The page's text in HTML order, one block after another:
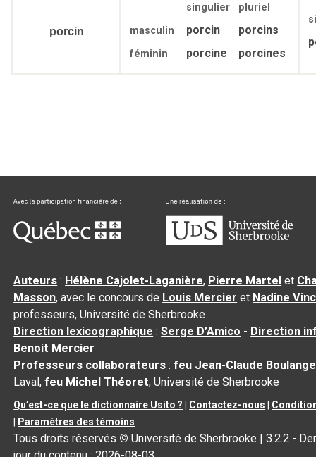
porcin
singulier
pluriel
masculin
porcin porcins
féminin porcine porcines
Auteurs : Hélène Cajolet-Laganière, Pierre Martel et
Masson, avec le concours de Louis Mercier et Nadine
professeurs, Université de Sherbrooke
Direction lexicographique :Serge D’Amico - Direction
Benoit Mercier
Professeurs collaborateurs :feu Jean-Claude
Laval,feu Michel Théoret, Université de Sherbrooke
Qu’est-ce que le dictionnaire Usito ? | Contactez-nous |
| Paramètres des témoins
Tous droits réservés © Université de Sherbrooke |3.2.2 -